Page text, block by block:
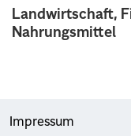
Landwirtschaft,
Nahrungsmittel
Impressum